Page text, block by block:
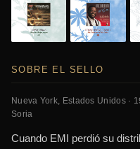
SOBRE EL SELLO
Nueva York, Estados Unidos ·
Soria
Cuando EMI perdió su